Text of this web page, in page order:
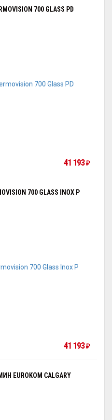
700 GLASS PD
41 193₽
700 GLASS INOX P
41 193₽
EUROKOM CALGARY